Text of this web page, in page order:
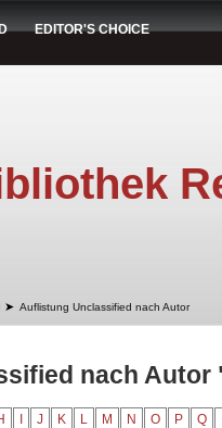
EDITOR'S CHOICE
➤ Auflistung Unclassified nach Autor
nach Autor
J K L M N O P Q